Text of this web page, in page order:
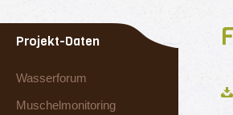
Projekt-Daten
Wasserforum
Muschelmonitoring